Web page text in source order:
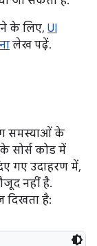
के लिए, UI
लेख पढ़ें.
समस्याओं के
सोर्स कोड में
गए उदाहरण में,
नहीं है.
दिखता है: